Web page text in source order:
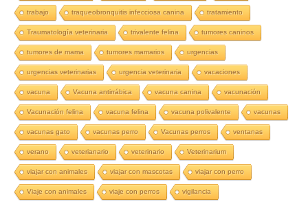
trabajo traqueobronquitis infecciosa canina tratamiento
Traumatología veterinaria trivalente felina tumores caninos
tumores de mama tumores mamarios urgencias
urgencias veterinarias urgencia veterinaria vacaciones
vacuna Vacuna antirrábica vacuna canina vacunación
Vacunación felina vacuna felina vacuna polivalente vacunas
vacunas gato vacunas perro Vacunas perros ventanas
verano veterianario veterinario Veterinarium
viajar con animales viajar con mascotas viajar con perro
Viaje con animales viaje con perros vigilancia